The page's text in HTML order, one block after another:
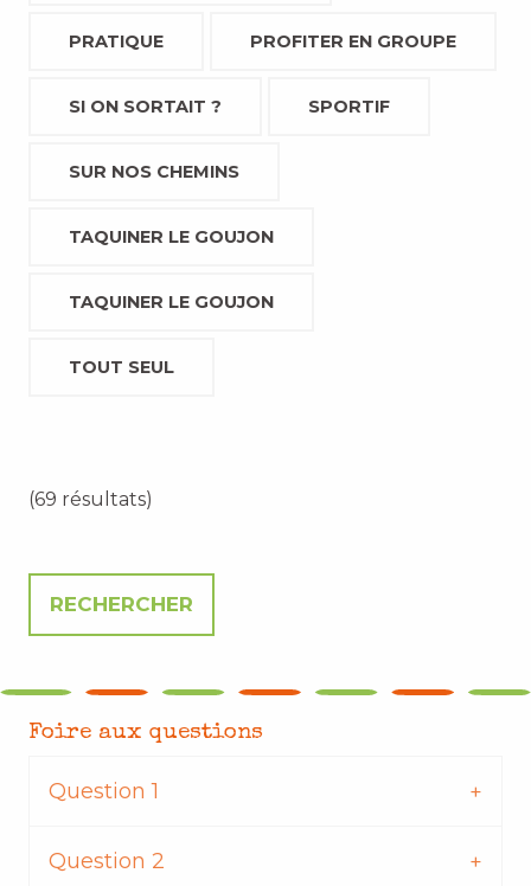
PRATIQUE PROFITER EN GROUPE
SI ON SORTAIT ? SPORTIF
SUR NOS CHEMINS
TAQUINER LE GOUJON
TAQUINER LE GOUJON
TOUT SEUL
(69 résultats)
Foire aux questions
Question 1
Question 2